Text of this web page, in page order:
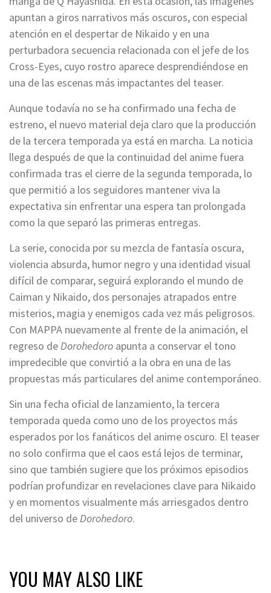
apuntan a giros narrativos más oscuros, con especial
atención en el despertar de Nikaido y en una
perturbadora secuencia relacionada con el jefe de los
Cross-Eyes, cuyo rostro aparece desprendiéndose en
una de las escenas más impactantes del teaser.
Aunque todavía no se ha confirmado una fecha de
estreno, el nuevo material deja claro que la producción
de la tercera temporada ya está en marcha. La noticia
llega después de que la continuidad del anime fuera
confirmada tras el cierre de la segunda temporada, lo
que permitió a los seguidores mantener viva la
expectativa sin enfrentar una espera tan prolongada
como la que separó las primeras entregas.
La serie, conocida por su mezcla de fantasía oscura,
violencia absurda, humor negro y una identidad visual
difícil de comparar, seguirá explorando el mundo de
Caiman y Nikaido, dos personajes atrapados entre
misterios, magia y enemigos cada vez más peligrosos.
Con MAPPA nuevamente al frente de la animación, el
regreso deDorohedoro apunta a conservar el tono
impredecible que convirtió a la obra en una de las
propuestas más particulares del anime contemporáneo.
Sin una fecha oficial de lanzamiento, la tercera
temporada queda como uno de los proyectos más
esperados por los fanáticos del anime oscuro. El teaser
no solo confirma que el caos está lejos de terminar,
sino que también sugiere que los próximos episodios
podrían profundizar en revelaciones clave para Nikaido
y en momentos visualmente más arriesgados dentro
del universo deDorohedoro.
YOU MAY ALSO LIKE